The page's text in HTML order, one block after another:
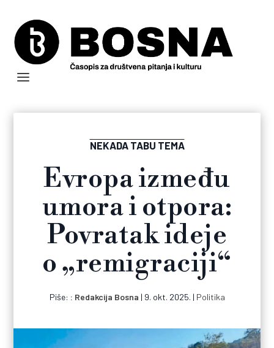
NEKADA TABU TEMA
Evropa između
umora i otpora:
Povratak ideje
o „remigraciji“
Piše: Redakcija Bosna | 9. okt. 2025. | Politika